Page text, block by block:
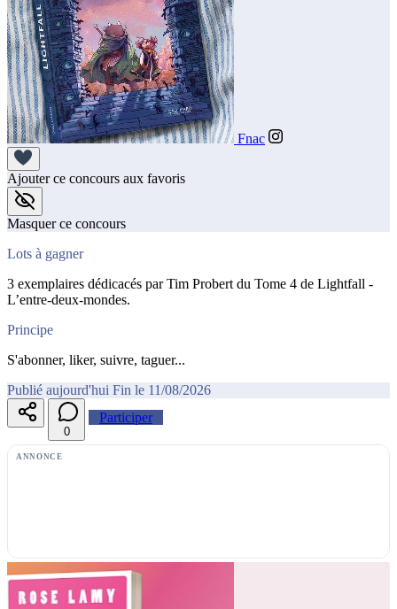
Fnac
Ajouter ce concours aux favoris
Masquer ce concours
Lots à gagner
3 exemplaires dédicacés par Tim Probert du Tome 4 de Lightfall -
L’entre-deux-mondes.
Principe
S'abonner, liker, suivre, taguer...
Publié aujourd'hui Fin le 11/08/2026
0
Participer
ANNONCE